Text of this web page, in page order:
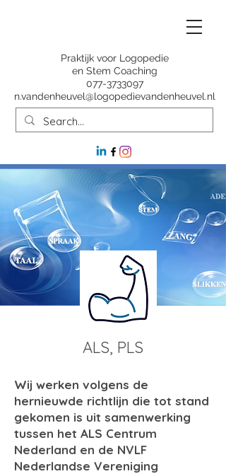
Praktijk voor Logopedie
en Stem Coaching
077-3733097
n.vandenheuvel@logopedievandenheuvel.nl
ALS, PLS
Wij werken volgens de
hernieuwde richtlijn die tot stand
gekomen is uit samenwerking
tussen het ALS Centrum
Nederland en de NVLF
Nederlandse Vereniging